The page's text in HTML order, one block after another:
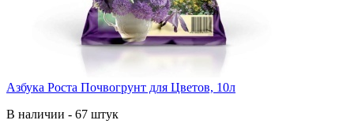
Азбука Роста Почвогрунт для Цветов, 10л
В наличии - 67 штук